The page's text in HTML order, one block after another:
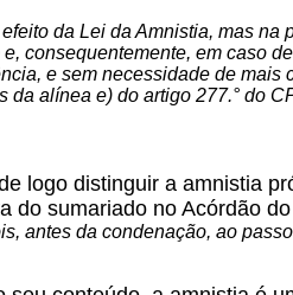
da Lei da Amnistia, mas na
consequentemente, em caso
e sem necessidade de mais
da alínea e) do artigo 277.° do
logo distinguir a amnistia
do sumariado no Acórdão
antes da condenação, ao